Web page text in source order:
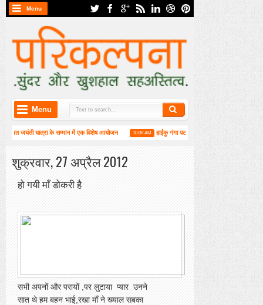
Menu
Menu
रजत जयंती यात्रा के सम्मान में एक विशेष आयोजन 10:08 AM
हाईकु गंगा पटल पर हाइगा की कार्यशाला संपन्न
शुक्रवार, 27 अप्रैल 2012
हो गयी माँ डोकरी है
नौ दशक निज जिंदगी के,कर लिए है पार उनने
सभी अपनों और परायों ,पर लुटाया प्यार उनने
सात थे हम बहन भाई,रखा माँ ने ख्याल सबका